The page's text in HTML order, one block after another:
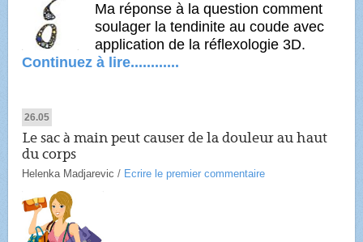
Ma réponse à la question comment
soulager la tendinite au coude avec
application de la réflexologie 3D.
Continuez à lire............
26.05
Le sac à main peut causer de la douleur au haut
du corps
Helenka Madjarevic / Ecrire le premier commentaire